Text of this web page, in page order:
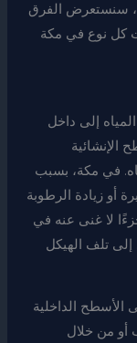
سنستعرض الفرق
كل نوع في مكة
إلى داخل
الإنشائية
في مكة، بسبب
أو زيادة الرطوبة
لا غنى عنه في
تلف الهيكل
الأسطح الداخلية
أو من خلال